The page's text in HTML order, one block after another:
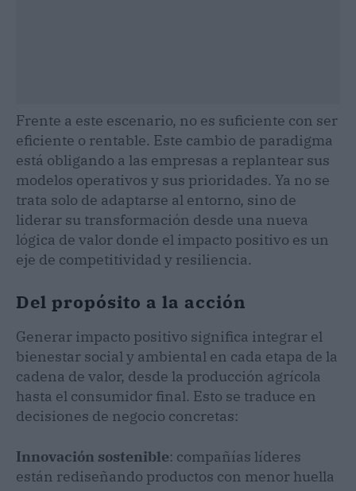
Frente a este escenario, no es suficiente con ser
eficiente o rentable. Este cambio de paradigma
está obligando a las empresas a replantear sus
modelos operativos y sus prioridades. Ya no se
trata solo de adaptarse al entorno, sino de
liderar su transformación desde una nueva
lógica de valor donde el impacto positivo es un
eje de competitividad y resiliencia.
Del propósito a la acción
Generar impacto positivo significa integrar el
bienestar social y ambiental en cada etapa de la
cadena de valor, desde la producción agrícola
hasta el consumidor final. Esto se traduce en
decisiones de negocio concretas:
Innovación sostenible: compañías líderes
están rediseñando productos con menor huella